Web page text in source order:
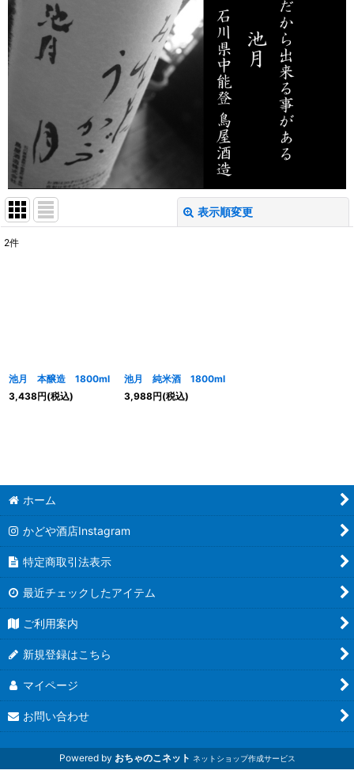
表示順変更
2件
池月 本醸造 1800ml
3,438円(税込)
池月 純米酒 1800ml
3,988円(税込)
ホーム
かどや酒店Instagram
特定商取引法表示
最近チェックしたアイテム
ご利用案内
新規登録はこちら
マイページ
お問い合わせ
Powered by おちゃのこネット ネットショップ作成サービス